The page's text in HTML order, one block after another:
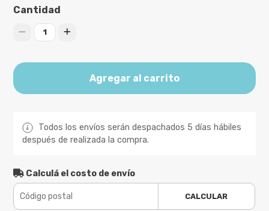
Cantidad
1
Agregar al carrito
Todos los envíos serán despachados 5 días hábiles
después de realizada la compra.
Calculá el costo de envío
CALCULAR